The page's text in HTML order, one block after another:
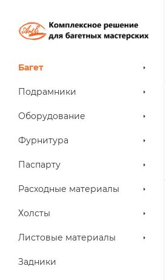
Багет
Подрамники
Оборудование
Фурнитура
Паспарту
Расходные материалы
Холсты
Листовые материалы
Задники